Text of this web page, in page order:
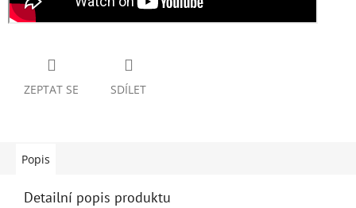
ZEPTAT SE SDÍLET
Popis
Detailní popis produktu